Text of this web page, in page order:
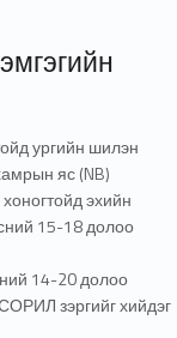
ургийн шилэн
яс (NB)
эхийн
15-18 долоо
14-20 долоо
зэргийг хийдэг